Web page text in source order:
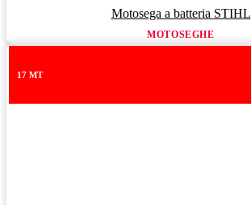
Motosega a batteria STIHL
MOTOSEGHE
17 MT